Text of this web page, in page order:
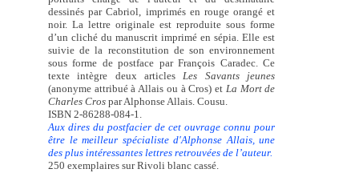
dessinés par Cabriol, imprimés en rouge orangé et
noir. La lettre originale est reproduite sous forme
d’un cliché du manuscrit imprimé en sépia. Elle est
suivie de la reconstitution de son environnement
sous forme de postface par François Caradec. Ce
texte intègre deux articlesLes Savants jeunes
(anonyme attribué à Allais ou à Cros) et La Mort de
Charles Crospar Alphonse Allais. Cousu.
ISBN 2-86288-084-1.
Aux dires du postfacier de cet ouvrage connu pour
être le meilleur spécialiste d'Alphonse Allais, une
des plus intéressantes lettres retrouvées de l’auteur.
250 exemplaires sur Rivoli blanc cassé.